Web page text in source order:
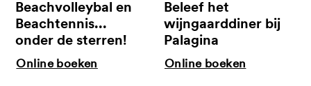
Beachvolleybal en
Beachtennis...
onder de sterren!
Online boeken
Beleef het
wijngaarddiner bij
Palagina
Online boeken